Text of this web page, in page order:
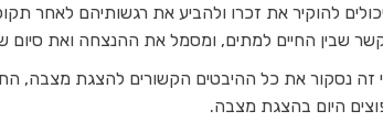
יכולים להוקיר את זכרו ולהביע את רגשותיהם
שבין החיים למתים, ומסמל את ההנצחה ואת סיום
זה נסקור את כל ההיבטים הקשורים להצגת מצבה,
היום בהצגת מצבה.